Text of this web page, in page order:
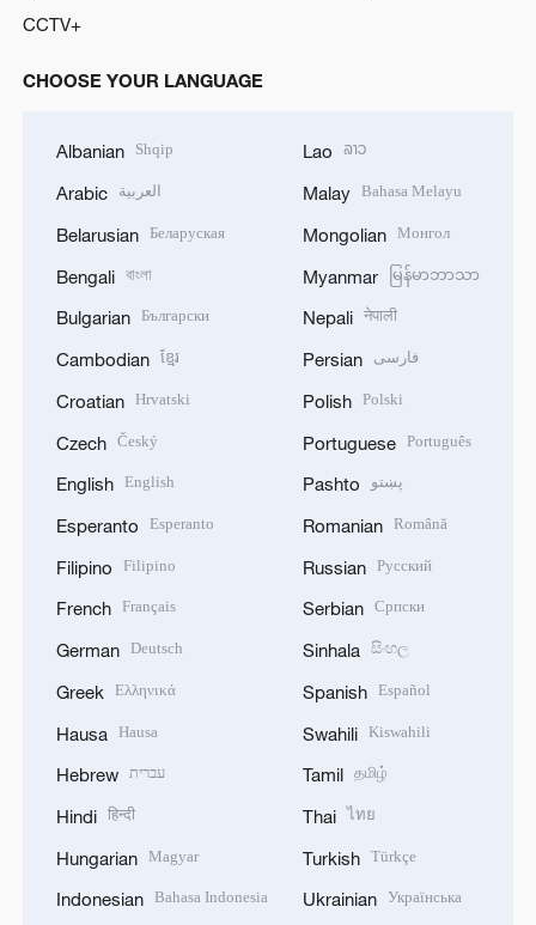
CCTV+
CHOOSE YOUR LANGUAGE
Albanian Shqip
Arabic العربية
Belarusian Беларуская
Bengali বাংলা
Bulgarian Български
Cambodian ខ្មែរ
Croatian Hrvatski
Czech Český
English English
Esperanto Esperanto
Filipino Filipino
French Français
German Deutsch
Greek Ελληνικά
Hausa Hausa
Hebrew עברית
Hindi हिन्दी
Hungarian Magyar
Indonesian Bahasa Indonesia
Lao ລາວ
Malay Bahasa Melayu
Mongolian Монгол
Myanmar မြန်မာဘာသာ
Nepali नेपाली
Persian فارسی
Polish Polski
Portuguese Português
Pashto پښتو
Romanian Română
Russian Русский
Serbian Српски
Sinhala සිංහල
Spanish Español
Swahili Kiswahili
Tamil தமிழ்
Thai ไทย
Turkish Türkçe
Ukrainian Українська